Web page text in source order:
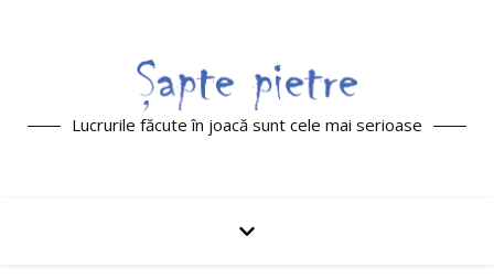
Lucrurile făcute în joacă sunt cele mai serioase